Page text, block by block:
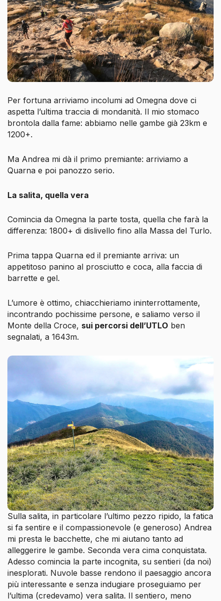
Per fortuna arriviamo incolumi ad Omegna dove ci
aspetta l’ultima traccia di mondanità. Il mio stomaco
brontola dalla fame: abbiamo nelle gambe già 23km e
1200+.
Ma Andrea mi dà il primo premiante: arriviamo a
Quarna e poi panozzo serio.
La salita, quella vera
Comincia da Omegna la parte tosta, quella che farà la
differenza: 1800+ di dislivello fino alla Massa del Turlo.
Prima tappa Quarna ed il premiante arriva: un
appetitoso panino al prosciutto e coca, alla faccia di
barrette e gel.
L’umore è ottimo, chiacchieriamo ininterrottamente,
incontrando pochissime persone, e saliamo verso il
Monte della Croce, sui percorsi dell’UTLO ben
segnalati, a 1643m.
Sulla salita, in particolare l’ultimo pezzo ripido, la fatica
si fa sentire e il compassionevole (e generoso) Andrea
mi presta le bacchette, che mi aiutano tanto ad
alleggerire le gambe. Seconda vera cima conquistata.
Adesso comincia la parte incognita, su sentieri (da noi)
inesplorati. Nuvole basse rendono il paesaggio ancora
più interessante e senza indugiare proseguiamo per
l’ultima (credevamo) vera salita. Il sentiero, meno